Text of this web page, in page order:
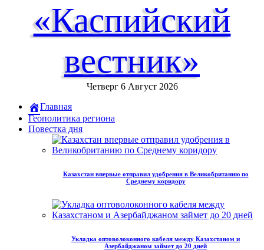
«Каспийский
вестник»
Четверг 6 Август 2026
Главная
Геополитика региона
Повестка дня
Казахстан впервые отправил удобрения в Великобританию по
Среднему коридору
Укладка оптоволоконного кабеля между Казахстаном и
Азербайджаном займет до 20 дней